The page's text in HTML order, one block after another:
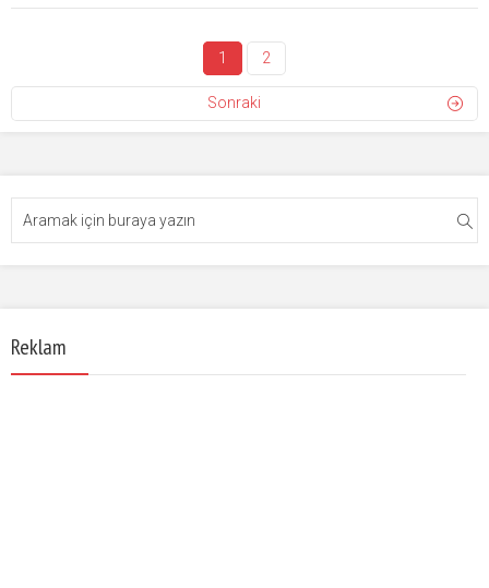
1 2
Sonraki
Reklam